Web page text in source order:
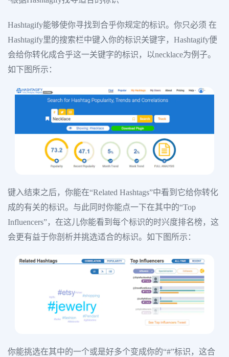
Hashtagify能够使你寻找到合乎你规定的标识。你只必须 在
Hashtagify里的搜索栏中键入你的标识关键字，Hashtagify便
会给你转化成合乎这一关键字的标识，以necklace为例子。
如下图所示：
键入结束之后，你能在“Related Hashtags”中看到它给你转化
成的有关的标识。与此同时你能点一下在其中的“Top
Influencers”，在这儿你能看到每个标识的时兴度排名榜，这
会更有益于你剖析并挑选适合的标识。如下图所示：
你能挑选在其中的一个或是好多个变成你的“#”标识，这合